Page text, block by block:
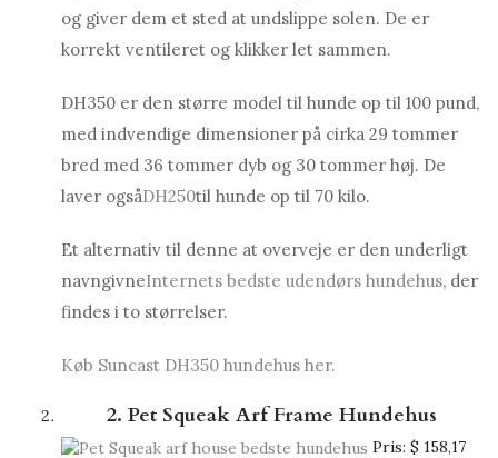
og giver dem et sted at undslippe solen. De er
korrekt ventileret og klikker let sammen.
DH350 er den større model til hunde op til 100 pund,
med indvendige dimensioner på cirka 29 tommer
bred med 36 tommer dyb og 30 tommer høj. De
laver ogsåDH250til hunde op til 70 kilo.
Et alternativ til denne at overveje er den underligt
navngivneInternets bedste udendørs hundehus, der
findes i to størrelser.
Køb Suncast DH350 hundehus her.
2. Pet Squeak Arf Frame Hundehus
Pris: $ 158,17